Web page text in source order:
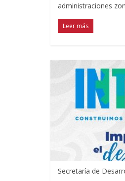
administraciones
Leer más
Secretaría de